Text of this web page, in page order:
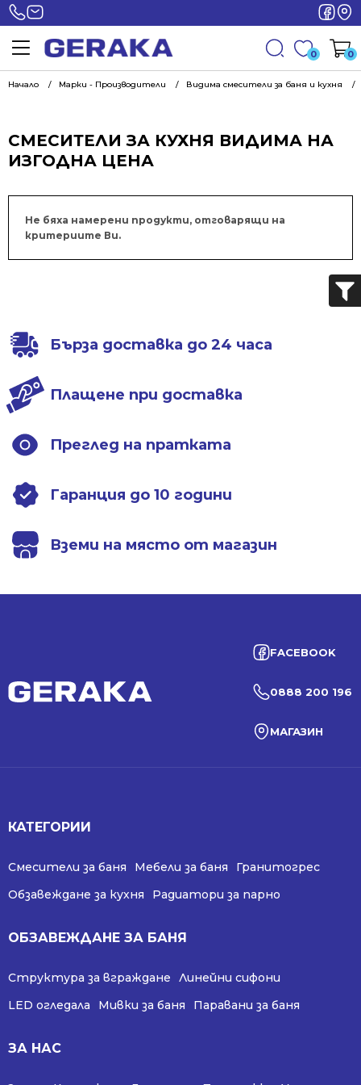
0 0
Начало Марки - Производители Видима смесители за баня и кухня
СМЕСИТЕЛИ ЗА КУХНЯ ВИДИМА НА
ИЗГОДНА ЦЕНА
Не бяха намерени продукти, отговарящи на
критериите Ви.
Бърза доставка до 24 часа
Плащене при доставка
Преглед на пратката
Гаранция до 10 години
Вземи на място от магазин
FACEBOOK
0888 200 196
МАГАЗИН
КАТЕГОРИИ
Смесители за баня Мебели за баня
Гранитогрес
Обзавеждане за кухня
Радиатори за парно
ОБЗАВЕЖДАНЕ ЗА БАНЯ
Структура за вграждане
Линейни сифони
LED огледала
Мивки за баня Паравани за баня
ЗА НАС